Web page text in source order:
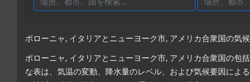
ボローニャ, イタリアとニューヨーク市, アメリカ合衆国の気
ボローニャ, イタリアとニューヨーク市, アメリカ合衆国の包
な表は、気温の変動、降水量のレベル、および気候要因によ